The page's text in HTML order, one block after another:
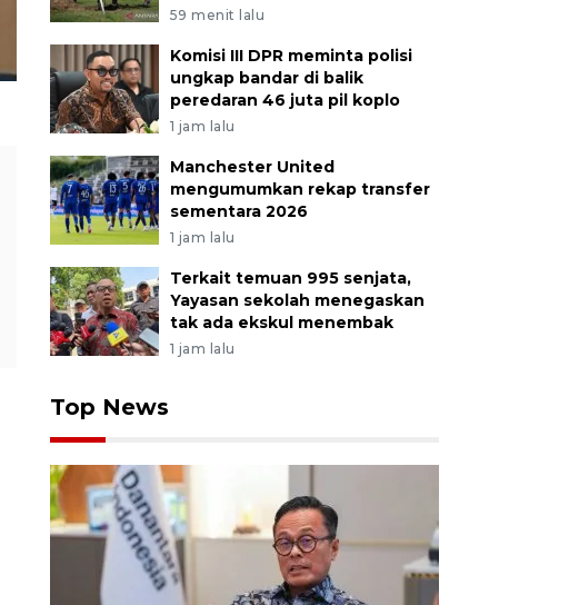
59 menit lalu
Komisi III DPR meminta polisi
ungkap bandar di balik
peredaran 46 juta pil koplo
1 jam lalu
Manchester United
mengumumkan rekap transfer
sementara 2026
1 jam lalu
Terkait temuan 995 senjata,
Yayasan sekolah menegaskan
tak ada ekskul menembak
1 jam lalu
Top News